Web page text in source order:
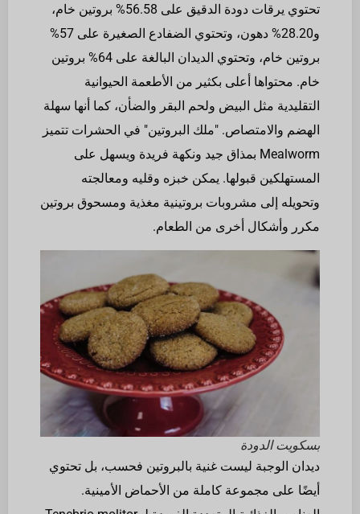
تحتوي يرقات دودة الدقيق على 56.58% بروتين خام،
و28.20% دهون، وتحتوي الضفادع الصغيرة على 57%
بروتين خام، وتحتوي الديدان البالغة على 64% بروتين
خام. محتواها أعلى بكثير من الأطعمة الحيوانية
التقليدية مثل البيض ولحم البقر والضأن، كما أنها سهلة
الهضم والامتصاص. "ملك البروتين" في الحشرات تتميز
Mealworm بمذاق جيد ونكهة فريدة ويسهل على
المستهلكين قبولها. يمكن خبزه وقليه ومعالجته
وتحويله إلى مشروبات بروتينية مغذية ومسحوق بروتين
مكرر وأشكال أخرى من الطعام.
بسكويت الدودة
ديدان الوجبة ليست غنية بالبروتين فحسب، بل تحتوي
أيضًا على مجموعة كاملة من الأحماض الأمينية.